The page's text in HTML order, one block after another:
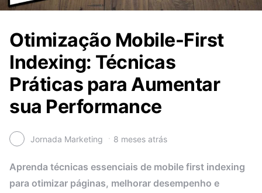
Otimização Mobile-First
Indexing: Técnicas
Práticas para Aumentar
sua Performance
Jornada Marketing 8 meses atrás
Aprenda técnicas essenciais de mobile first indexing
para otimizar páginas, melhorar desempenho e